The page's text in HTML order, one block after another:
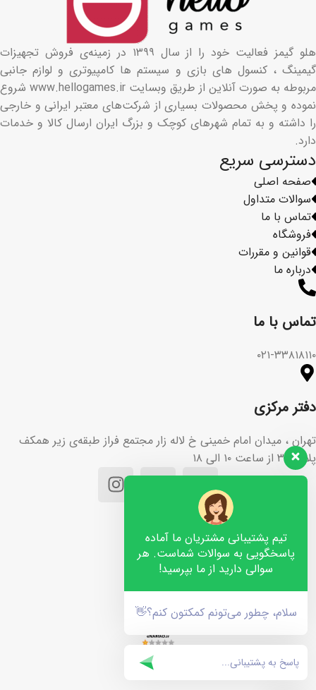
تماس با ما​
۰۲۱-۳۳۸۱۸۱۱۰
دفتر مرکزی
تهران ، میدان امام خمینی خ لاله زار مجتمع فراز طبقه‌ی زیر همکف
پلاک ۳۶ از ساعت ۱۰ الی ۱۸
فروشگاه
قوانین و مقررات
درباره ما
دسترسی سریع
صفحه اصلی
سوالات متداول
تماس با ما
هلو گیمز فعالیت خود را از سال ۱۳۹۹ در زمینه‌ی فروش تجهیزات
گیمینگ ، کنسول های بازی و سیستم ها کامپیوتری و لوازم جانبی
مربوطه به صورت آنلاین از طریق وبسایت www.hellogames.ir شروع
نموده و پخش محصولات بسیاری از شرکت‌های معتبر ایرانی و خارجی
را داشته و به تمام شهرهای کوچک و بزرگ ایران ارسال کالا و خدمات
دارد.
تیم پشتیبانی مشتریان ما آماده
پاسخگویی به سوالات شماست. هر
سوالی دارید از ما بپرسید!
سلام، چطور می‌تونم کمکتون کنم؟👋